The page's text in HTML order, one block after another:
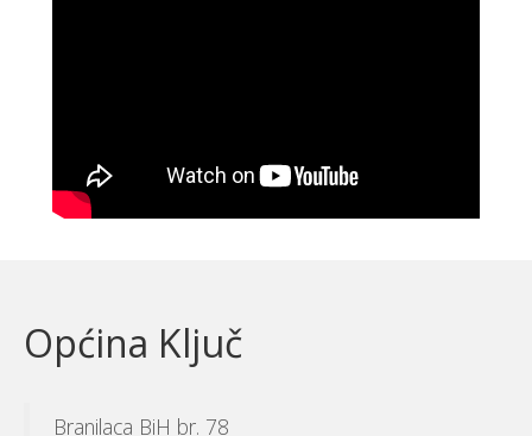
Općina Ključ
Branilaca BiH br. 78